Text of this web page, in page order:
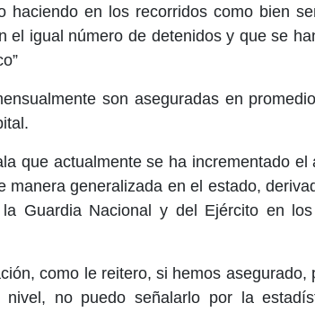
haciendo en los recorridos como bien
el igual número de detenidos y que se
son aseguradas en
que actualmente se ha incrementado el
manera generalizada en el estado,
Guardia Nacional y del Ejército en
como le reitero, si hemos asegurado,
nivel, no puedo señalarlo por la